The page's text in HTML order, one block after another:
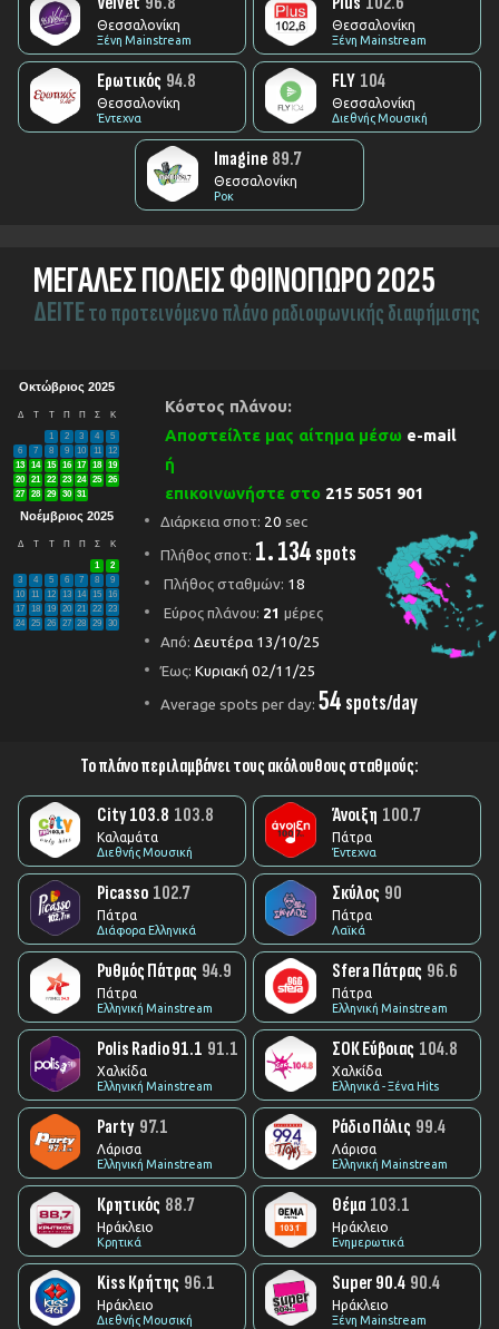
Θεσσαλονίκη
Ξένη Mainstream
Θεσσαλονίκη
Ξένη Mainstream
Ερωτικός 94.8
Θεσσαλονίκη
Έντεχνα
FLY 104
Θεσσαλονίκη
Διεθνής Μουσική
Imagine 89.7
Θεσσαλονίκη
Ροκ
ΜΕΓΑΛΕΣ ΠΟΛΕΙΣ ΦΘΙΝΟΠΩΡΟ 2025
ΔEITEτο προτεινόμενο πλάνο ραδιοφωνικής διαφήμισης
Οκτώβριος 2025
Δ Τ Τ Π Π Σ Κ
1 2 3 4
5
6
7 8 9 10 11
12
13
14 15 16 17 18
19
20
21 22 23 24 25
26
27
28 29 30 31
Νοέμβριος 2025
Δ Τ Τ Π Π Σ Κ
1
2
3
4 5 6 7 8
9
10
11 12 13 14 15
16
17
18 19 20 21 22
23
24
25 26 27 28 29 30
Κόστος πλάνου:
Αποστείλτε μας αίτημα μέσω e-mail
ή
επικοινωνήστε στο 215 5051 901
Διάρκεια σποτ: 20 sec
Πλήθος σποτ: 1. 134 spots
Πλήθος σταθμών: 18
Εύρος πλάνου: 21 μέρες
Από: Δευτέρα 13/10/25
Έως: Κυριακή 02/11/25
Average spots per day: 54 spots/day
Το πλάνο περιλαμβάνει τους ακόλουθους σταθμούς:
City 103.8 103.8
Καλαμάτα
Διεθνής Μουσική
Άνοιξη 100.7
Πάτρα
Έντεχνα
Picasso 102.7
Πάτρα
Διάφορα Ελληνικά
Σκύλος 90
Πάτρα
Λαϊκά
Ρυθμός Πάτρας 94.9
Πάτρα
Ελληνική Mainstream
Sfera Πάτρας 96.6
Πάτρα
Ελληνική Mainstream
Polis Radio 91.1 91.1
Χαλκίδα
Ελληνική Mainstream
ΣΟΚ Εύβοιας 104.8
Χαλκίδα
Ελληνικά - Ξένα Hits
Party 97.1
Λάρισα
Ελληνική Mainstream
Ράδιο Πόλις 99.4
Λάρισα
Ελληνική Mainstream
Κρητικός 88.7
Ηράκλειο
Κρητικά
Θέμα 103.1
Ηράκλειο
Ενημερωτικά
Kiss Κρήτης 96.1
Ηράκλειο
Διεθνής Μουσική
Super 90.4 90.4
Ηράκλειο
Ξένη Mainstream